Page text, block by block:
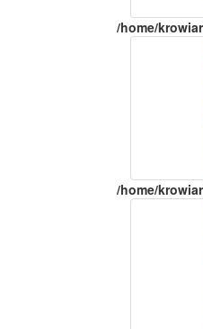
/home/
/home/